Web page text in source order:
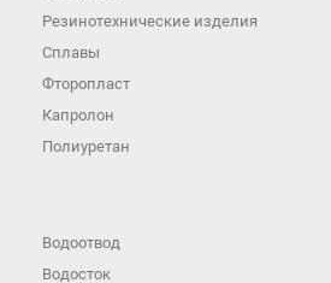
Резинотехнические изделия
Сплавы
Фторопласт
Капролон
Полиуретан
Водоотвод
Водосток